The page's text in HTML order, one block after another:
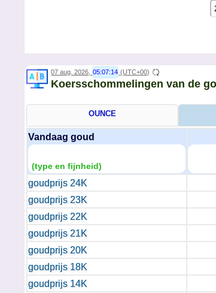
07 aug. 2026, 05:07:14 (UTC+00)
Koersschommelingen van de
OUNCE
Vandaag goud
(type en fijnheid)
goudprijs 24K
goudprijs 23K
goudprijs 22K
goudprijs 21K
goudprijs 20K
goudprijs 18K
goudprijs 14K